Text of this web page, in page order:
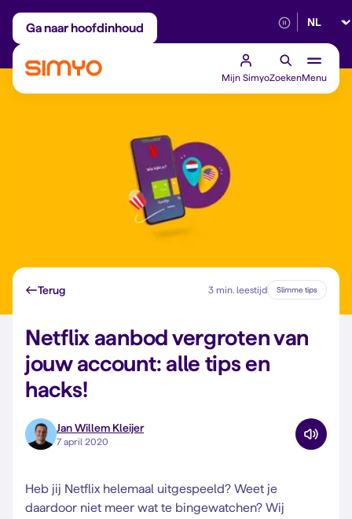
Ga naar hoofdinhoud
Maandelijks aanpasbaar Betrouwbaar
Mijn SimyoZoekenMenu
Terug 3 min. leestijd Slimme tips
Netflix aanbod vergroten van
jouw account: alle tips en
hacks!
Jan Willem Kleijer
7 april 2020
Heb jij Netflix helemaal uitgespeeld? Weet je
daardoor niet meer wat te bingewatchen? Wij